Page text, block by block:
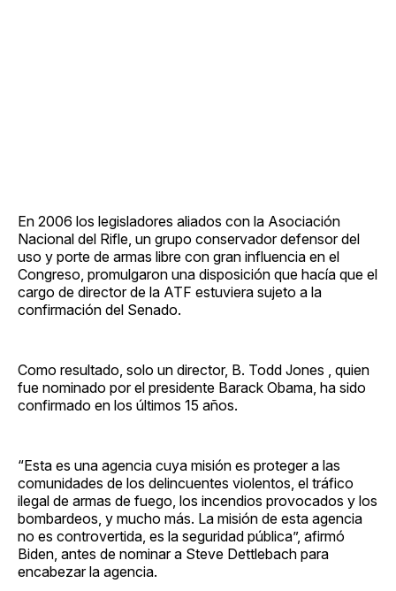
En 2006 los legisladores aliados con la Asociación
Nacional del Rifle, un grupo conservador defensor del
uso y porte de armas libre con gran influencia en el
Congreso, promulgaron una disposición que hacía que el
cargo de director de la ATF estuviera sujeto a la
confirmación del Senado.
Como resultado, solo un director, B. Todd Jones , quien
fue nominado por el presidente Barack Obama, ha sido
confirmado en los últimos 15 años.
“Esta es una agencia cuya misión es proteger a las
comunidades de los delincuentes violentos, el tráfico
ilegal de armas de fuego, los incendios provocados y los
bombardeos, y mucho más. La misión de esta agencia
no es controvertida, es la seguridad pública”, afirmó
Biden, antes de nominar a Steve Dettlebach para
encabezar la agencia.